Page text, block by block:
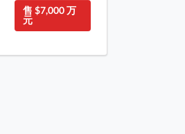
售 $7,000 万
元